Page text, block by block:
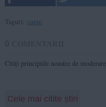
Taguri: cupio
Citiți principiile noastre de moderare
Cele mai citite știri